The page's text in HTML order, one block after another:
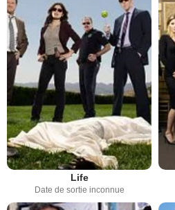
Life
Date de sortie inconnue